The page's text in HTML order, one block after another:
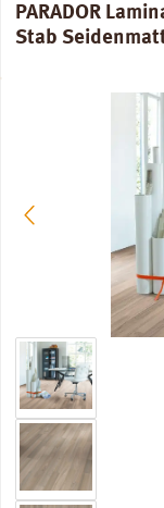
PARADOR
Stab
Bildergalerie